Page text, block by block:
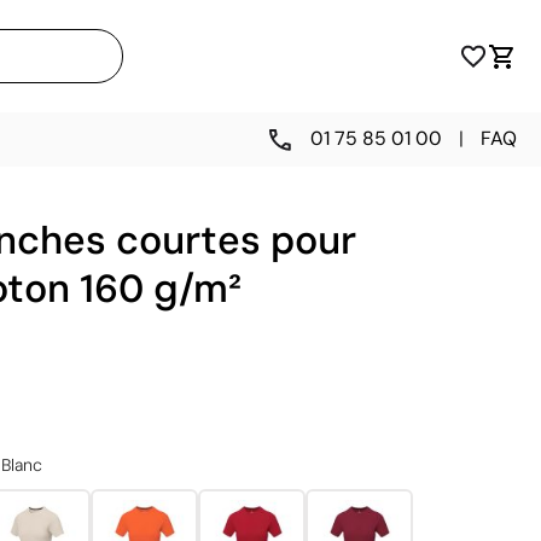
01 75 85 01 00 | FAQ
courtes pour
160 g/m²
Blanc